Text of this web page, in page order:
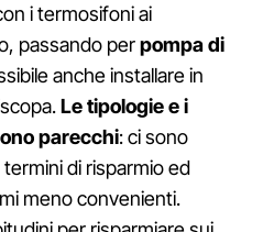
i termosifoni ai
passando perpompa di
anche installare in
Le tipologie e i
parecchi: ci sono
di risparmio ed
meno convenienti.